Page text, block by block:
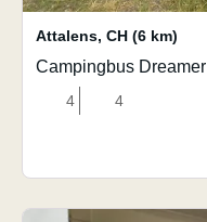
Attalens, CH (6 km)
Campingbus Dreamer
4 4